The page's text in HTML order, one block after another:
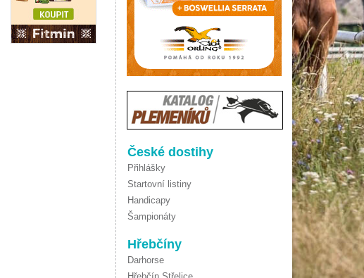
České dostihy
Přihlášky
Startovní listiny
Handicapy
Šampionáty
Hřebčíny
Darhorse